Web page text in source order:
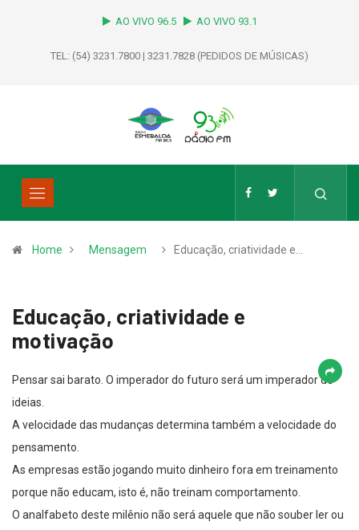
AO VIVO 96.5 AO VIVO 93.1
TEL: (54) 3231.7800 | 3231.7828 (PEDIDOS DE MÚSICAS)
Home Mensagem Educação, criatividade e…
Educação, criatividade e
motivação
Pensar sai barato. O imperador do futuro será um imperador de
ideias.
A velocidade das mudanças determina também a velocidade do
pensamento.
As empresas estão jogando muito dinheiro fora em treinamento
porque não educam, isto é, não treinam comportamento.
O analfabeto deste milênio não será aquele que não souber ler ou